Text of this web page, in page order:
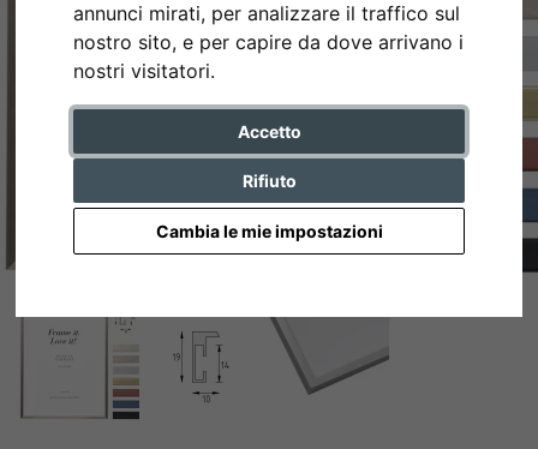
annunci mirati, per analizzare il traffico sul
nostro sito, e per capire da dove arrivano i
nostri visitatori.
Accetto
Rifiuto
Cambia le mie impostazioni
Indietro